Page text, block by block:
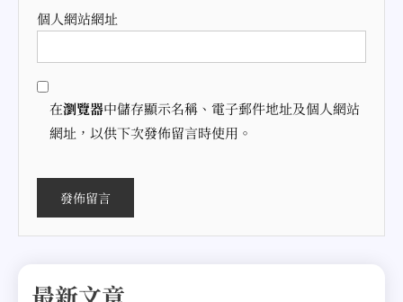
個人網站網址
在瀏覽器中儲存顯示名稱、電子郵件地址及個人網站
網址，以供下次發佈留言時使用。
最新文章